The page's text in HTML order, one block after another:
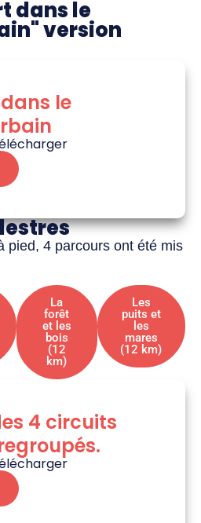
dans le
version
le
pied, 4 parcours ont été mis
La
forêt
et les
bois
(12
km)
Les
puits et
les
mares
(12 km)
4 circuits